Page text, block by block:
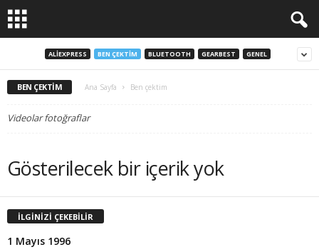
ALIEXPRESS BEN ÇEKTIM BLUETOOTH GEARBEST GENEL
BEN ÇEKTIM Ana Sayfa Ben çektim
Videolar fotoğraflar
Gösterilecek bir içerik yok
İLGİNİZİ ÇEKEBİLİR
1 Mayıs 1996